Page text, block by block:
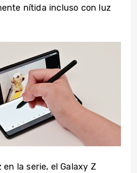
nítida incluso con luz
la serie, el Galaxy Z